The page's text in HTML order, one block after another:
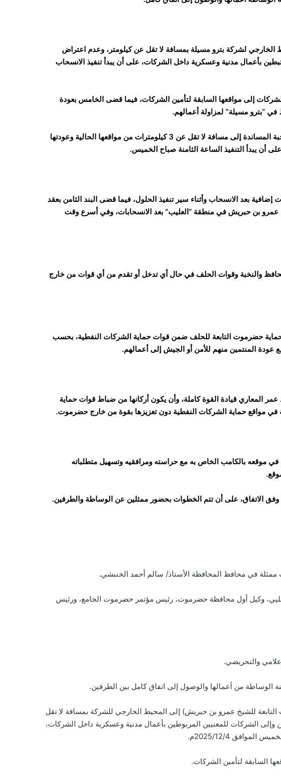
الخارجي لشركة بترو مسيلة بمسافة لا تقل عن كيلومتر، وعدم اعتراض
بأعمال مدنية وعسكرية داخل الشركات، على أن يبدأ تنفيذ الانسحاب
إلى مواقعها السابقة لتأمين الشركات، فيما قضى الخامس بعودة
“بترو مسيلة” لمزاولة أعمالهم.
وفي البند السادس، أكد الاتفاق انسحاب قوات النخبة المساندة إلى مسافة لا تقل عن 3 كيلومترات من مواقعها الحالية وعودتها
أن يبدأ التنفيذ الساعة الثامنة صباح الخميس.
بعد الانسحاب وأثناء سير تنفيذ الحلول، فيما قضى البند الثامن بعقد
بن حبريش في منطقة “العليب” بعد الانسحابات، وفي أسرع وقت
والنخبة وقوات الحلف في حال أي تدخل أو تقدم من أي قوات من خارج
حماية حضرموت التابعة للحلف ضمن قوات حماية الشركات النفطية، بحسب
المنتمين منهم للأمن أو الجيش إلى أعمالهم.
المعاري قيادة القوة كاملة، وأن يكون أركانها من ضباط قوات حماية
مواقع حماية الشركات النفطية دون تعزيزها بقوة من خارج حضرموت.
موقعه بالكامب الخاص به مع حراسته ومرافقيه وتسهيل متطلباته
وفق الاتفاق، على أن تتم الخطوات بحضور ممثلين عن الوساطة والطرفين.
في محافظ المحافظة الأستاذ/ سالم أحمد الخنبشي.
وكيل أول محافظة حضرموت، رئيس مؤتمر حضرموت الجامع، ورئيس
والتحريضي.
الوساطة من أعمالها والوصول إلى اتفاق كامل بين الطرفين.
للشيخ عمرو بن حبريش) إلى المحيط الخارجي للشركة بمسافة لا تقل
وإلى الشركات للمعنيين المربوطين بأعمال مدنية وعسكرية داخل الشركات،
2025/12/4م.
السابقة لتأمين الشركات.